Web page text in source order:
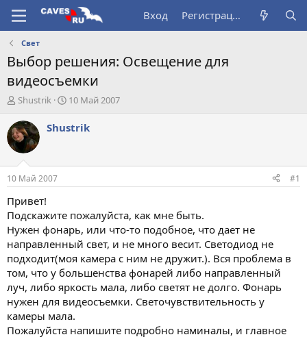
Вход Регистрация
Свет
Выбор решения: Освещение для
видеосъемки
А
т
о
р
т
е
м
ы
Shustrik
Д
т
а
10 Май 2007
Shustrik
10 Май 2007 #1
Привет!
Подскажите пожалуйста, как мне быть.
Нужен фонарь, или что-то подобное, что дает не
направленный свет, и не много весит. Светодиод не
подходит(моя камера с ним не дружит.). Вся проблема в
том, что у большенства фонарей либо направленный
луч, либо яркость мала, либо светят не долго. Фонарь
нужен для видеосъемки. Светочувствительность у
камеры мала.
Пожалуйста напишите подробно наминалы, и главное